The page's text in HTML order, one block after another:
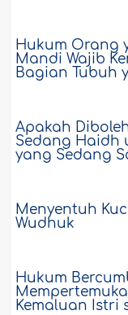
Hukum Orang
Mandi Wajib
Bagian Tubuh
Apakah
Sedang Haidh
yang Sedang
Menyentuh
Wudhuk
Hukum
Kemaluan Istri